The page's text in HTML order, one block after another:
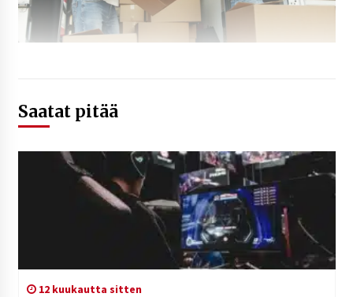
Saatat pitää
12 kuukautta sitten